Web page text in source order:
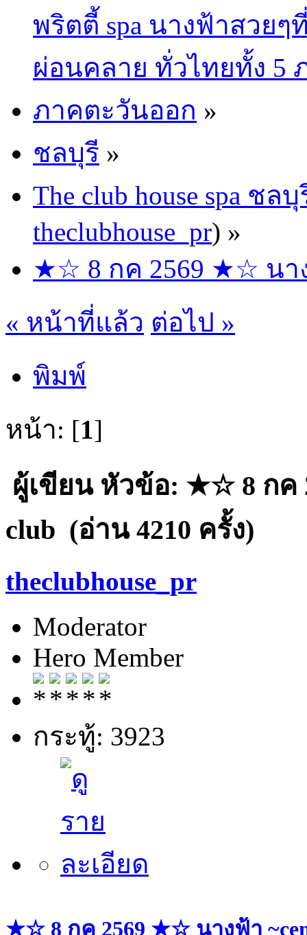
พริตตี้ spa นางฟ้าสวย
ผ่อนคลาย ทั่วไทยทั้ง 5
ภาคตะวันออก »
ชลบุรี »
The club house spa ช
theclubhouse_pr) »
★☆ 8 กค 2569 ★☆ นาง
« หน้าที่แล้ว ต่อไป »
พิมพ์
หน้า: [1]
ผู้เขียนหัวข้อ: ★☆ 8 กค
club (อ่าน 4210 ครั้ง)
theclubhouse_pr
Moderator
Hero Member
กระทู้: 3923
★☆ 8 กค 2569 ★☆ นางฟ้า